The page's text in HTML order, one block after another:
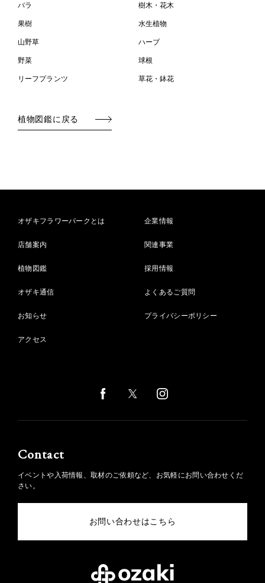
バラ 樹木・花木
果樹 水生植物
山野草 ハーブ
野菜 球根
リーフプランツ 草花・鉢花
植物図鑑に戻る
オザキフラワーパークとは
店舗案内
植物図鑑
オザキ通信
お知らせ
アクセス
企業情報
関連事業
採用情報
よくあるご質問
プライバシーポリシー
Contact
イベントや入荷情報、取材のご依頼など、お気軽にお問い合わせくだ
さい。
お問い合わせはこちら